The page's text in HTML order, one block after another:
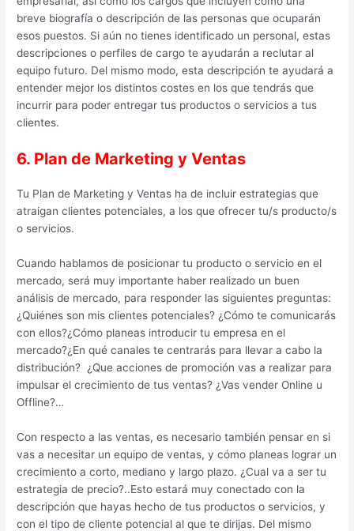
breve biografía o descripción de las personas que ocuparán
esos puestos. Si aún no tienes identificado un personal, estas
descripciones o perfiles de cargo te ayudarán a reclutar al
equipo futuro. Del mismo modo, esta descripción te ayudará a
entender mejor los distintos costes en los que tendrás que
incurrir para poder entregar tus productos o servicios a tus
clientes.
6. Plan de Marketing y Ventas
Tu Plan de Marketing y Ventas ha de incluir estrategias que
atraigan clientes potenciales, a los que ofrecer tu/s producto/s
o servicios.
Cuando hablamos de posicionar tu producto o servicio en el
mercado, será muy importante haber realizado un buen
análisis de mercado, para responder las siguientes preguntas:
¿Quiénes son mis clientes potenciales? ¿Cómo te comunicarás
con ellos?¿Cómo planeas introducir tu empresa en el
mercado?¿En qué canales te centrarás para llevar a cabo la
distribución? ¿Que acciones de promoción vas a realizar para
impulsar el crecimiento de tus ventas? ¿Vas vender Online u
Offline?…
Con respecto a las ventas, es necesario también pensar en si
vas a necesitar un equipo de ventas, y cómo planeas lograr un
crecimiento a corto, mediano y largo plazo. ¿Cual va a ser tu
estrategia de precio?..Esto estará muy conectado con la
descripción que hayas hecho de tus productos o servicios, y
con el tipo de cliente potencial al que te dirijas. Del mismo